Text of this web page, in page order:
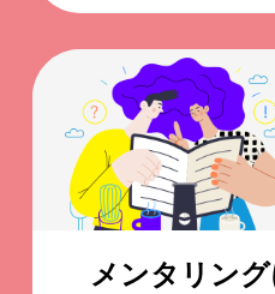
メンタリン